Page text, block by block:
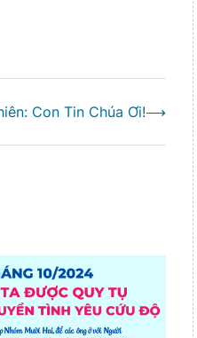
Con Tin Chúa Ơi!⟶